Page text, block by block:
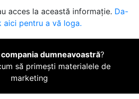
acces la această informație. Da-
aici pentru a vă loga.
dumneavoastră?
să primești materialele de
marketing